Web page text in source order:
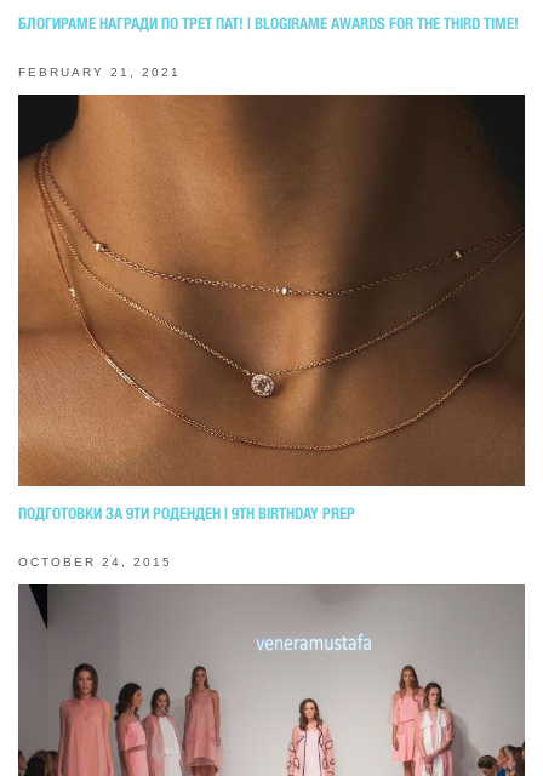
БЛОГИРАМЕ НАГРАДИ ПО ТРЕТ ПАТ! | BLOGIRAME AWARDS FOR THE THIRD TIME!
FEBRUARY 21, 2021
ПОДГОТОВКИ ЗА 9ТИ РОДЕНДЕН | 9TH BIRTHDAY PREP
OCTOBER 24, 2015